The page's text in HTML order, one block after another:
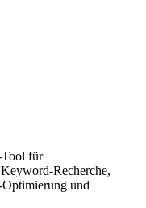
Tool für
Recherche,
und